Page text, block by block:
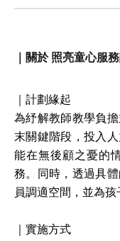
｜關於 照亮童心服務
｜計劃緣起
為紓解教師教學負
末關鍵階段，投入
能在無後顧之憂的
務。同時，透過具
員調適空間，並為
實施方式